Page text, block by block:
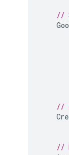
//
//
//